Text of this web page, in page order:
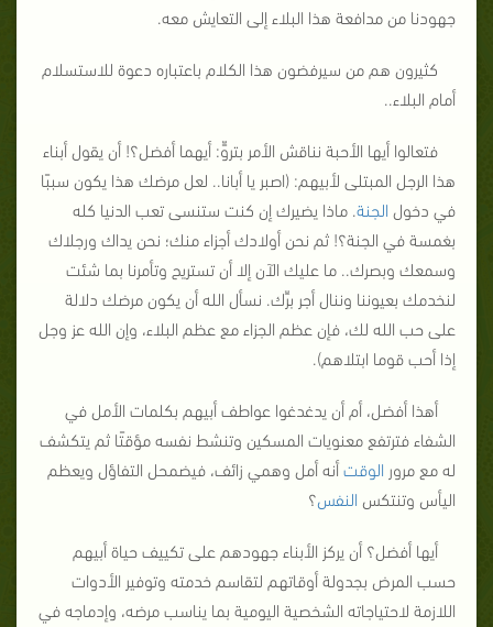
جهودنا من مدافعة هذا البلاء إلى التعايش معه.
كثيرون هم من سيرفضون هذا الكلام باعتباره دعوة للاستسلام
أمام البلاء..
فتعالوا أيها الأحبة نناقش الأمر بتروٍّ: أيهما أفضل؟! أن يقول أبناء
هذا الرجل المبتلى لأبيهم: (اصبر يا أبانا.. لعل مرضك هذا يكون سببًا
في دخول الجنة. ماذا يضيرك إن كنت ستنسى تعب الدنيا كله
بغمسة في الجنة؟! ثم نحن أولادك أجزاء منك؛ نحن يداك ورجلاك
وسمعك وبصرك.. ما عليك الآن إلا أن تستريح وتأمرنا بما شئت
لنخدمك بعيوننا وننال أجر برِّك. نسأل الله أن يكون مرضك دلالة
على حب الله لك، فإن عظم الجزاء مع عظم البلاء، وإن الله عز وجل
إذا أحب قوما ابتلاهم).
أهذا أفضل، أم أن يدغدغوا عواطف أبيهم بكلمات الأمل في
الشفاء فترتفع معنويات المسكين وتنشط نفسه مؤقتًا ثم يتكشف
له مع مرور الوقتأنه أمل وهمي زائف، فيضمحل التفاؤل ويعظم
اليأس وتنتكس النفس؟
أيها أفضل؟ أن يركز الأبناء جهودهم على تكييف حياة أبيهم
حسب المرض بجدولة أوقاتهم لتقاسم خدمته وتوفير الأدوات
اللازمة لاحتياجاته الشخصية اليومية بما يناسب مرضه، وإدماجه في